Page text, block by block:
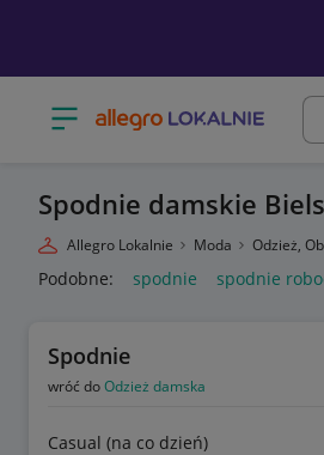
Otwórz menu z kategoriami
Spodnie damskie
Allegro Lokalnie Moda Odzież,
Podobne: spodnie spodnie
Spodnie
wróć doOdzież damska
Casual (na co dzień)